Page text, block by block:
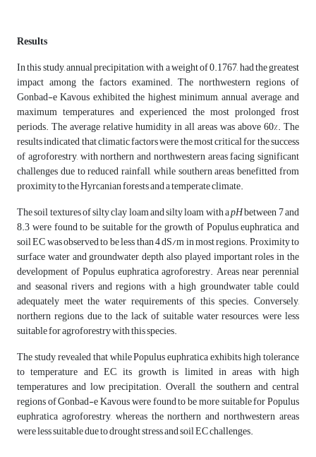
Results
In this study, annual precipitation, with a weight of 0.1767, had the greatest
impact among the factors examined. The northwestern regions of
Gonbad-e Kavous exhibited the highest minimum, annual average, and
maximum temperatures, and experienced the most prolonged frost
periods. The average relative humidity in all areas was above 60%. The
results indicated that climatic factors were the most critical for the success
of agroforestry, with northern and northwestern areas facing significant
challenges due to reduced rainfall, while southern areas benefitted from
proximity to the Hyrcanian forests and a temperate climate.
The soil textures of silty clay loam and silty loam with apHbetween 7 and
8.3 were found to be suitable for the growth of Populus euphratica, and
soil EC was observed to be less than 4 dS/m in most regions. Proximity to
surface water and groundwater depth also played important roles in the
development of Populus euphratica agroforestry. Areas near perennial
and seasonal rivers and regions with a high groundwater table could
adequately meet the water requirements of this species. Conversely,
northern regions, due to the lack of suitable water resources, were less
suitable for agroforestry with this species.
The study revealed that while Populus euphratica exhibits high tolerance
to temperature and EC, its growth is limited in areas with high
temperatures and low precipitation. Overall, the southern and central
regions of Gonbad-e Kavous were found to be more suitable for Populus
euphratica agroforestry, whereas the northern and northwestern areas
were less suitable due to drought stress and soil EC challenges.